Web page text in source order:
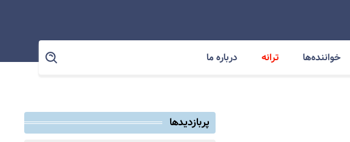
خواننده‌ها ترانه درباره ما
پربازدیدها